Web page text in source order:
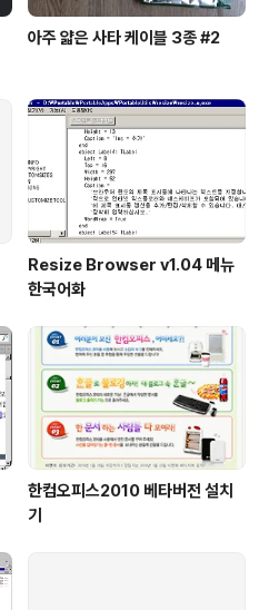
아주 얇은 사타 케이블 3종 #2
Resize Browser v1.04 메뉴
한국어화
한컴오피스2010 베타버전 설치
기